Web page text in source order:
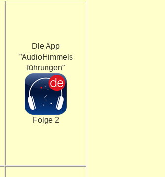
Die App
”AudioHimmels
führungen”
Folge 2